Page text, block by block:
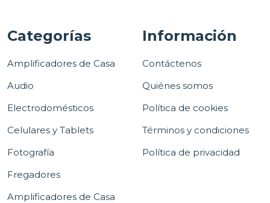
Categorías
Amplificadores de Casa
Audio
Electrodomésticos
Celulares y Tablets
Fotografía
Fregadores
Amplificadores de Casa
Información
Contáctenos
Quiénes somos
Política de cookies
Términos y condiciones
Política de privacidad